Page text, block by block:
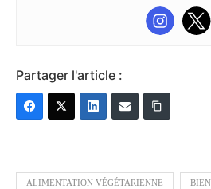
Partager l'article :
ALIMENTATION VÉGÉTARIENNE